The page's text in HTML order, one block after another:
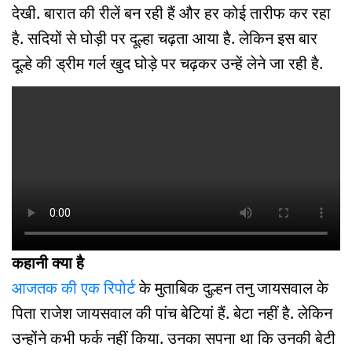
देखी. बारात की रीलें बन रही हैं और हर कोई तारीफ कर रहा
है. सदियों से घोड़ी पर दूल्हा चढ़ता आया है. लेकिन इस बार
दूल्हे की ड्रीम गर्ल खुद घोड़े पर चढ़कर उन्हें लेने जा रही है.
कहानी क्या है
आजतक की एक रिपोर्टके मुताबिक दुल्हन तनु जायसवाल के
पिता राजेश जायसवाल की पांच बेटियां हैं. बेटा नहीं है. लेकिन
उन्होंने कभी फर्क नहीं किया. उनका सपना था कि उनकी बेटी